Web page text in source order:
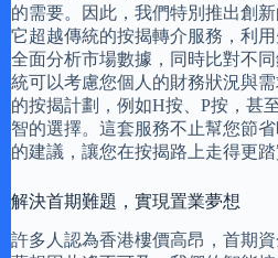
的需要。因此，我們特別推出創
它超越傳統的按揭轉介服務，利
全面分析市場數據，同時比對不
統可以考慮您個人的財務狀況與
的按揭計劃，例如H按、P按，甚
智的選擇。這套服務不止幫您節
的建議，讓您在按揭路上走得更踏
解決首期難題，實現置業夢想
許多人認為香港樓價高昂，首期